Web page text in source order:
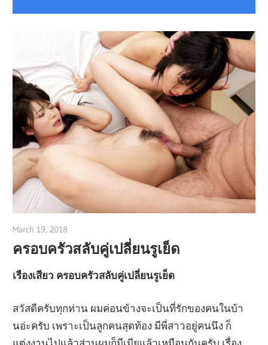
March 19, 2018
ครอบครัวสลับคู่เปลี่ยนรูเย็ด
เรืองเสียว ครอบครัวสลับคู่เปลี่ยนรูเย็ด
สวัสดีครับทุกท่าน ผมค่อนข้างจะเป็นที่รักของคนในบ้า
นอ่ะครับ เพราะเป็นลูกคนสุดท้อง มีพี่สาวอยู่คนนึง ก็